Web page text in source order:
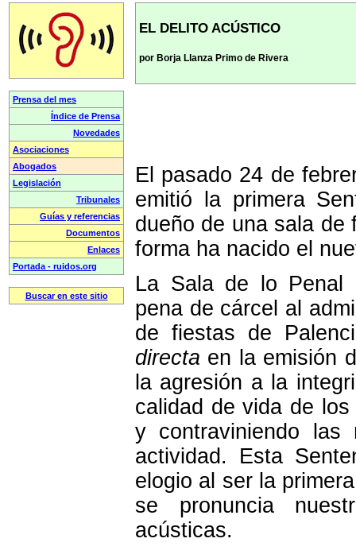
EL DELITO ACÚSTICO
por Borja Llanza Primo de Rivera
El pasado 24 de
emitió la primera
dueño de una sala de
forma ha nacido el
La Sala de lo Penal
pena de cárcel al
de fiestas de
directa en la emisión
la agresión a la
calidad de vida de
y contraviniendo las
actividad. Esta
elogio al ser la
se pronuncia
acústicas.